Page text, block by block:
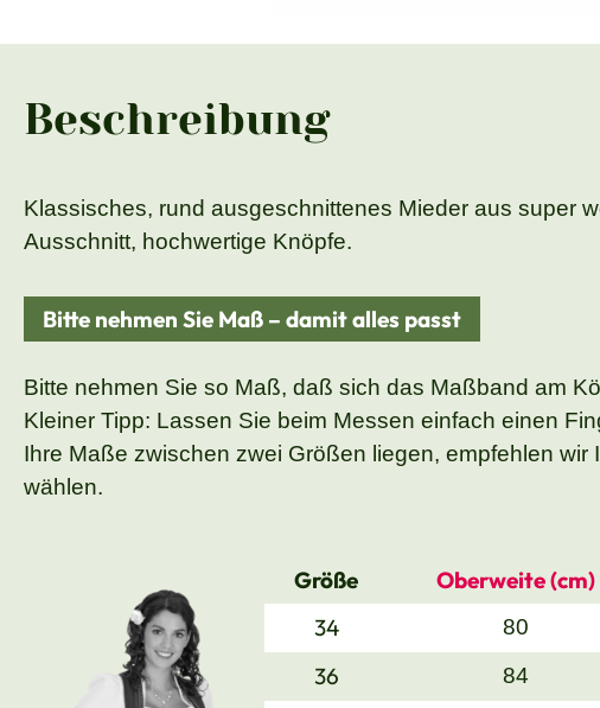
Beschreibung
Klassisches, rund ausgeschnittenes Mieder aus super
Ausschnitt, hochwertige Knöpfe.
Bitte nehmen Sie Maß – damit alles passt
Bitte nehmen Sie so Maß, daß sich das Maßband am
Kleiner Tipp: Lassen Sie beim Messen einfach einen
Ihre Maße zwischen zwei Größen liegen, empfehlen
wählen.
Größe Oberweite (cm)
34
80
36 84